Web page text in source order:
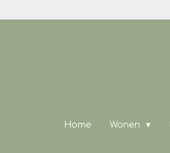
direct
Home Wonen